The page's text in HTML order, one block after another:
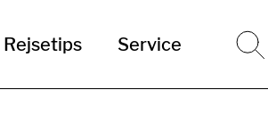
Rejsetips Service